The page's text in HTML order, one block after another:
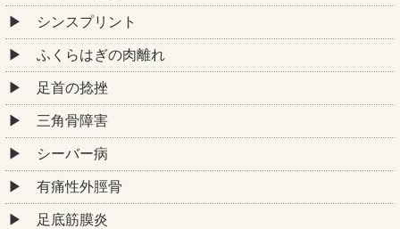
シンスプリント
ふくらはぎの肉離れ
足首の捻挫
三角骨障害
シーバー病
有痛性外脛骨
足底筋膜炎